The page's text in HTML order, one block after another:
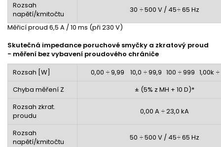
Rozsah
napětí/kmitočtu
30 ÷ 500 V / 45÷ 65 Hz
Měřicí proud 6,5 A / 10 ms (při 230 V)
Skutečná impedance poruchové smyčky a zkratový proud
- měření bez vybavení proudového chrániče
Rozsah [W]
0,00 ÷ 9,99 10,0 ÷ 99,9 100 ÷ 999 1,00k ÷
Chyba měření Z
± (5% z MH + 10 D)*
Rozsah zkrat.
proudu
0,00 A ÷ 23,0 kA
Rozsah
napětí/kmitočtu
50 ÷ 500 V / 45÷ 65 Hz